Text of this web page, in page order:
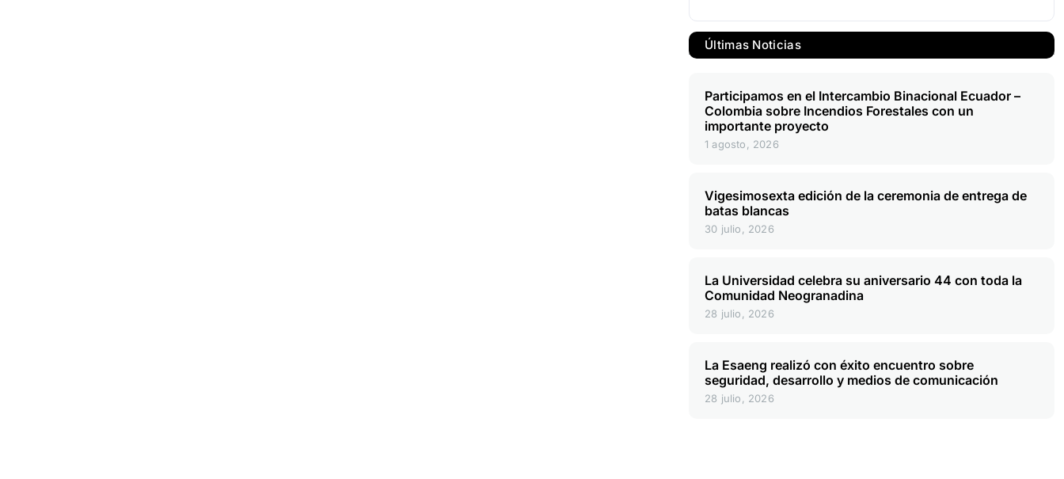
Últimas Noticias
Participamos en el Intercambio Binacional Ecuador –
Colombia sobre Incendios Forestales con un
importante proyecto
1 agosto, 2026
Vigesimosexta edición de la ceremonia de entrega de
batas blancas
30 julio, 2026
La Universidad celebra su aniversario 44 con toda la
Comunidad Neogranadina
28 julio, 2026
La Esaeng realizó con éxito encuentro sobre
seguridad, desarrollo y medios de comunicación
28 julio, 2026